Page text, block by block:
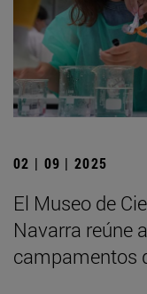
02 | 09 | 2025
El Museo de
Navarra reúne
campamentos